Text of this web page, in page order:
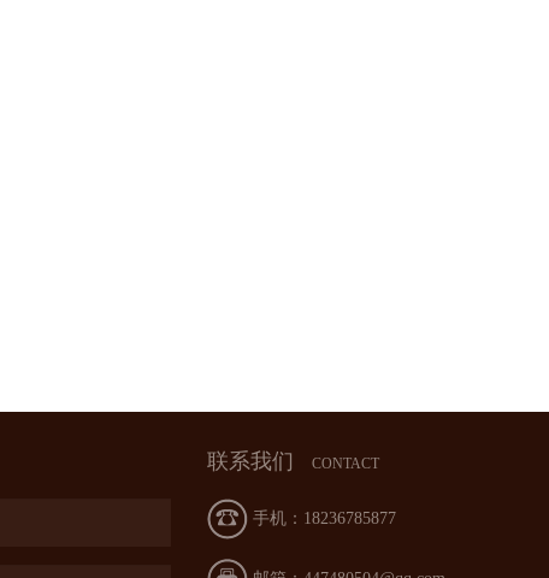
联系我们 CONTACT
手机：18236785877